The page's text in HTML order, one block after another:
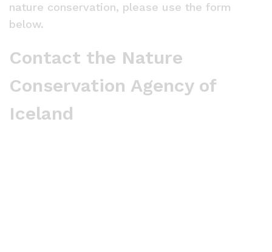
nature conservation, please use the form
below.
Contact the Nature
Conservation Agency of
Iceland